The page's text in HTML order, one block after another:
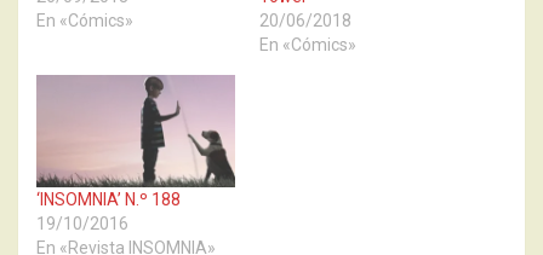
En «Cómics»
20/06/2018
En «Cómics»
‘INSOMNIA’ N.º 188
19/10/2016
En «Revista INSOMNIA»